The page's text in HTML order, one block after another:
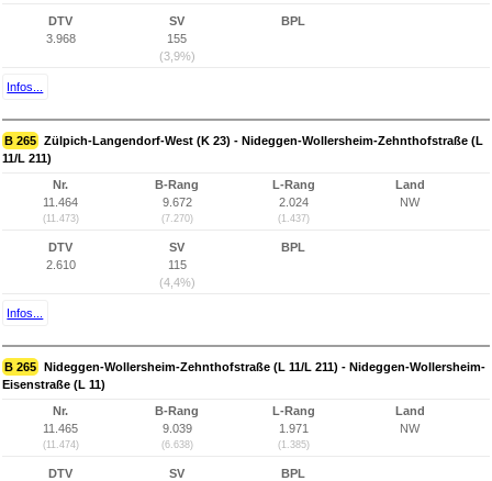
DTV
3.968
SV
155
(3,9%)
BPL
Infos...
B 265 Zülpich-Langendorf-West (K 23) - Nideggen-Wollersheim-Zehnthofstraße (L
11/L 211)
Nr.
11.464
(11.473)
B-Rang
9.672
(7.270)
L-Rang
2.024
(1.437)
Land
NW
DTV
2.610
SV
115
(4,4%)
BPL
Infos...
B 265 Nideggen-Wollersheim-Zehnthofstraße (L 11/L 211) - Nideggen-Wollersheim-
Eisenstraße (L 11)
Nr.
11.465
(11.474)
B-Rang
9.039
(6.638)
L-Rang
1.971
(1.385)
Land
NW
DTV
SV
BPL